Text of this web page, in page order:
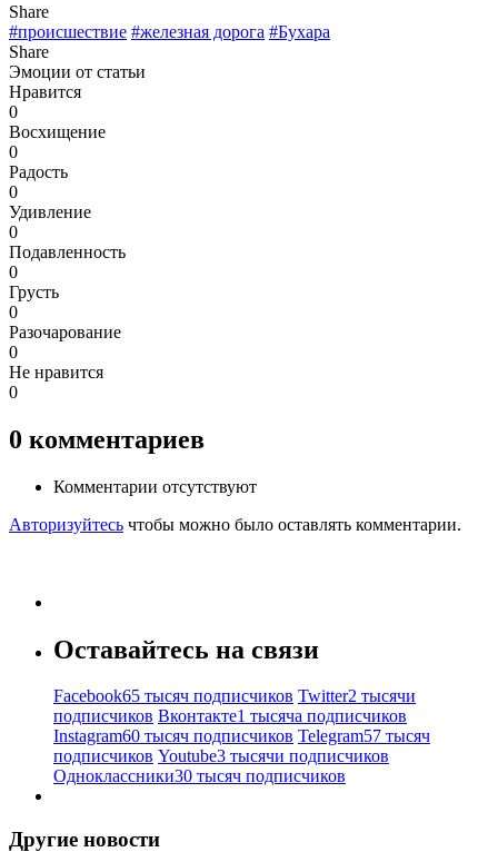
Share
#происшествие #железная дорога #Бухара
Share
Эмоции от статьи
Нравится
0
Восхищение
0
Радость
0
Удивление
0
Подавленность
0
Грусть
0
Разочарование
0
Не нравится
0
0 комментариев
Комментарии отсутствуют
Авторизуйтесь чтобы можно было оставлять комментарии.
Оставайтесь на связи
Facebook65 тысяч подписчиков Twitter2 тысячи
подписчиков Вконтакте1 тысяча подписчиков
Instagram60 тысяч подписчиков Telegram57 тысяч
подписчиков Youtube3 тысячи подписчиков
Одноклассники30 тысяч подписчиков
Другие новости